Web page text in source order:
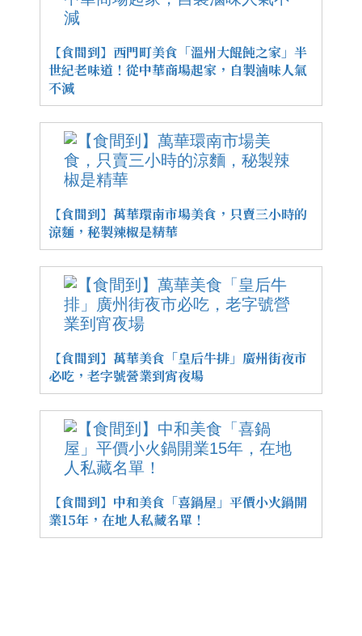
【食間到】西門町美食「溫州大餛飩之家」半
世紀老味道！從中華商場起家，自製滷味人氣
不減
【食間到】萬華環南市場美食，只賣三小時的
涼麵，秘製辣椒是精華
【食間到】萬華美食「皇后牛排」廣州街夜市
必吃，老字號營業到宵夜場
【食間到】中和美食「喜鍋屋」平價小火鍋開
業15年，在地人私藏名單！